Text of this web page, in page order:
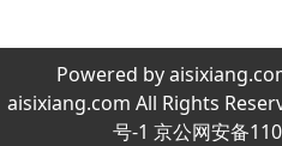
Powered by
aisixiang.com All Rights
号-1 京公网安备